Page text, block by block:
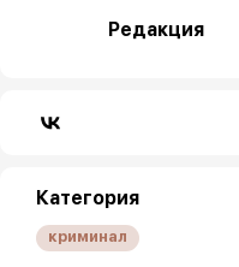
Редакция
Категория
криминал